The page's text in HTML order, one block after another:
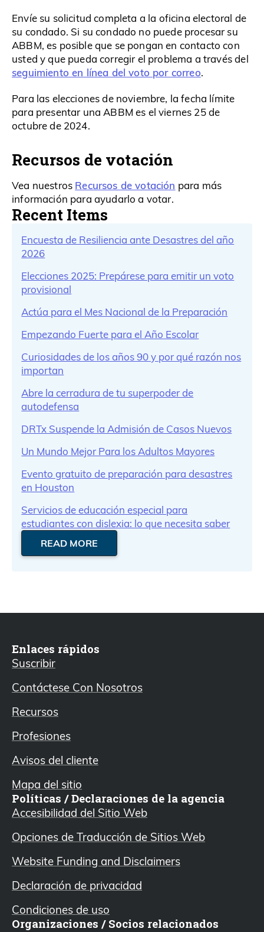
Envíe su solicitud completa a la oficina electoral de
su condado. Si su condado no puede procesar su
ABBM, es posible que se pongan en contacto con
usted y que pueda corregir el problema a través del
seguimiento en línea del voto por correo.
Para las elecciones de noviembre, la fecha límite
para presentar una ABBM es el viernes 25 de
octubre de 2024.
Recursos de votación
Vea nuestros Recursos de votación para más
información para ayudarlo a votar.
Recent Items
Encuesta de Resiliencia ante Desastres del año
2026
Elecciones 2025: Prepárese para emitir un voto
provisional
Actúa para el Mes Nacional de la Preparación
Empezando Fuerte para el Año Escolar
Curiosidades de los años 90 y por qué razón nos
importan
Abre la cerradura de tu superpoder de
autodefensa
DRTx Suspende la Admisión de Casos Nuevos
Un Mundo Mejor Para los Adultos Mayores
Evento gratuito de preparación para desastres
en Houston
Servicios de educación especial para
estudiantes con dislexia: lo que necesita saber
READ MORE
Enlaces rápidos
Suscribir
Contáctese Con Nosotros
Recursos
Profesiones
Avisos del cliente
Mapa del sitio
Políticas / Declaraciones de la agencia
Accesibilidad del Sitio Web
Opciones de Traducción de Sitios Web
Website Funding and Disclaimers
Declaración de privacidad
Condiciones de uso
Organizaciones / Socios relacionados